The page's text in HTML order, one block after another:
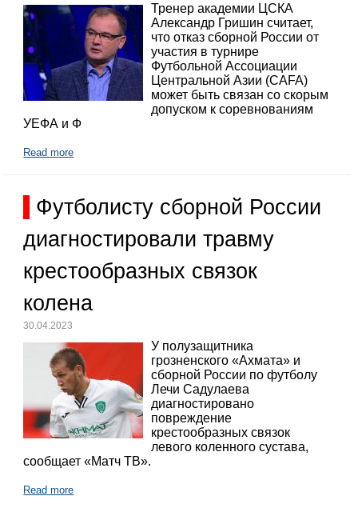
Тренер академии ЦСКА
Александр Гришин считает,
что отказ сборной России от
участия в турнире
Футбольной Ассоциации
Центральной Азии (CAFA)
может быть связан со скорым
допуском к соревнованиям
УЕФА и Ф
Read more
Футболисту сборной России
диагностировали травму
крестообразных связок
колена
30.04.2023
У полузащитника
грозненского «Ахмата» и
сборной России по футболу
Лечи Садулаева
диагностировано
повреждение
крестообразных связок
левого коленного сустава,
сообщает «Матч ТВ».
Read more